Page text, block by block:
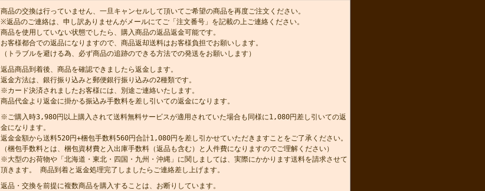
商品の交換は行っていません、一旦キャンセルして頂いてご希望の商品を再度ご注文ください。
※返品のご連絡は、申し訳ありませんがメールにてご「注文番号」を記載の上ご連絡ください。
商品を使用していない状態でしたら、購入商品の返品返金可能です。
お客様都合での返品になりますので、商品返却送料はお客様負担でお願いします。
（トラブルを避ける為、必ず商品の追跡のできる方法での発送をお願いします）
返品商品到着後、商品を確認できましたら返金します。
返金方法は、銀行振り込みと郵便銀行振り込みの2種類です。
※カード決済されましたお客様には、別途ご連絡いたします。
商品代金より返金に掛かる振込み手数料を差し引いての返金になります。
※ご購入時3,980円以上購入されて送料無料サービスが適用されていた場合も同様に1,080円差し引いての返
金になります。
返金金額から送料520円+梱包手数料560円合計1,080円を差し引かせていただきますことをご了承ください。
（梱包手数料とは、梱包資材費と入出庫手数料（返品も含む）と人件費になりますのでご理解ください）
※大型のお荷物や「北海道・東北・四国・九州・沖縄」に関しましては、実際にかかります送料を請求させて
頂きます。 商品到着と返金処理完了しましたらご連絡差し上げます。
返品・交換を前提に複数商品を購入することは、お断りしています。